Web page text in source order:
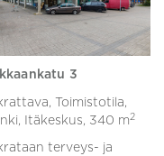
3
Toimistotila,
Itäkeskus, 340 m2
terveys- ja